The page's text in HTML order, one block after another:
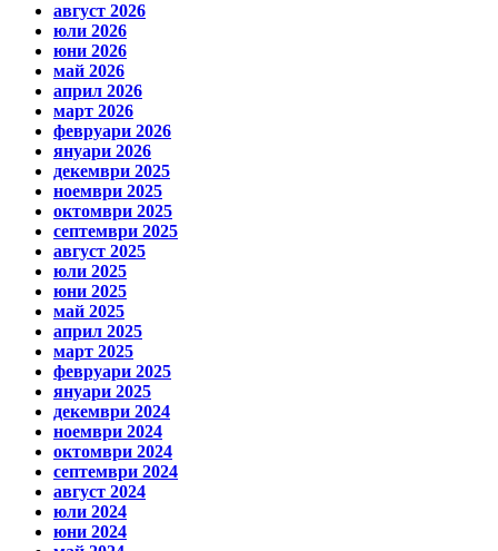
август 2026
юли 2026
юни 2026
май 2026
април 2026
март 2026
февруари 2026
януари 2026
декември 2025
ноември 2025
октомври 2025
септември 2025
август 2025
юли 2025
юни 2025
май 2025
април 2025
март 2025
февруари 2025
януари 2025
декември 2024
ноември 2024
октомври 2024
септември 2024
август 2024
юли 2024
юни 2024